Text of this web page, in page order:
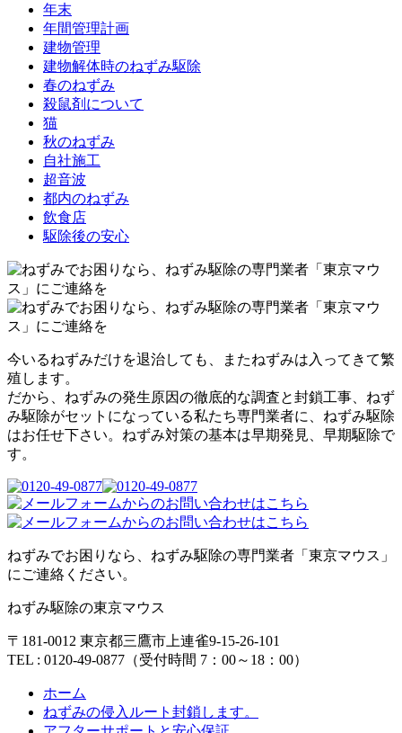
年末
年間管理計画
建物管理
建物解体時のねずみ駆除
春のねずみ
殺鼠剤について
猫
秋のねずみ
自社施工
超音波
都内のねずみ
飲食店
駆除後の安心
今いるねずみだけを退治しても、またねずみは入ってきて繁
殖します。
だから、ねずみの発生原因の徹底的な調査と封鎖工事、ねず
み駆除がセットになっている私たち専門業者に、ねずみ駆除
はお任せ下さい。ねずみ対策の基本は早期発見、早期駆除で
す。
ねずみでお困りなら、ねずみ駆除の専門業者「東京マウス」
にご連絡ください。
ねずみ駆除の東京マウス
〒181-0012 東京都三鷹市上連雀9-15-26-101
TEL : 0120-49-0877（受付時間 7：00～18：00）
ホーム
ねずみの侵入ルート封鎖します。